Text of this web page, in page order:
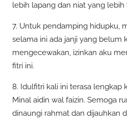
lebih lapang dan niat yang lebih
7. Untuk pendamping hidupku,
selama ini ada janji yang belum
mengecewakan, izinkan aku
fitri ini.
8. Idulfitri kali ini terasa lengkap
Minal aidin wal faizin. Semoga
dinaungi rahmat dan dijauhkan